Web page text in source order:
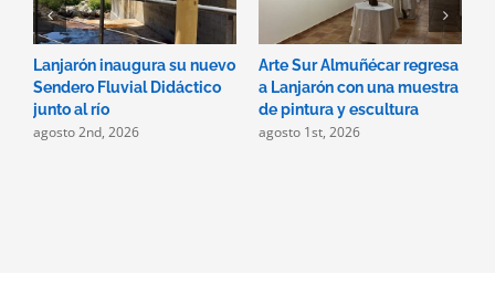
Lanjarón inaugura su nuevo
Sendero Fluvial Didáctico
junto al río
agosto 2nd, 2026
Arte Sur Almuñécar regresa
a Lanjarón con una muestra
de pintura y escultura
agosto 1st, 2026